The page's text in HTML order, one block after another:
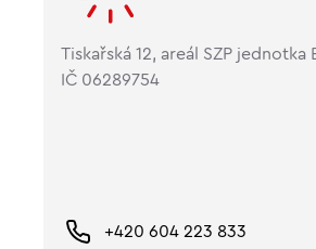
Tiskařská 12, areál SZP jednotka
IČ 06289754
+420 604 223 833